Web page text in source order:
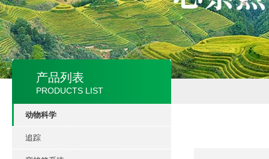
产品列表
PRODUCTS LIST
动物科学
追踪